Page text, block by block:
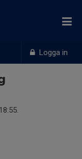
Logga in